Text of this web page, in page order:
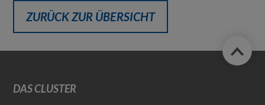
ZURÜCK ZUR ÜBERSICHT
DAS CLUSTER